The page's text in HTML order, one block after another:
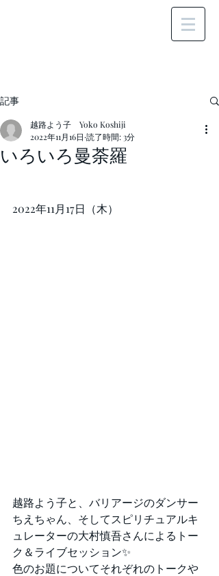
記事
いろいろ曼荼羅
越路よう子 Yoko Koshiji
2022年11月16日 読了時間: 3分
2022年11月17日（木）
越路よう子と、バリアージのダンサー
ちえちゃん、そしてスピリチュアルキ
ュレーターの大村慎吾さんによるトー
ク＆ライブセッション✨
色のお題についてそれぞれのトークや